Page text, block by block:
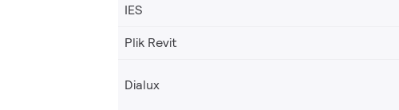
IES
Plik Revit
Dialux